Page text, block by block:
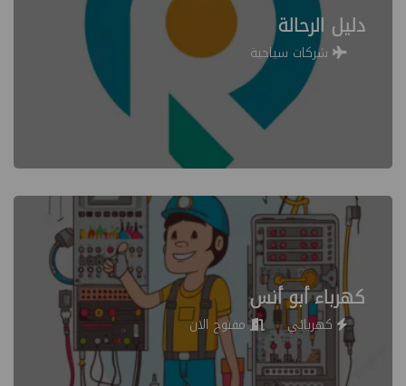
دليل الرحالة
شركات سياحية
كهرباء أبو أنس
كهربائي مفتوح الان